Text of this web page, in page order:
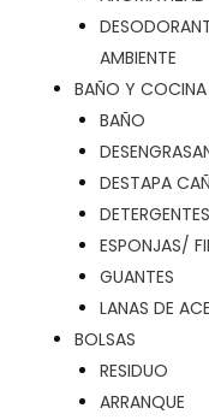
AMBIENTE
BAÑO Y COCINA
BAÑO
DESTAPA
ESPONJAS/
GUANTES
LANAS DE
BOLSAS
RESIDUO
ARRANQUE